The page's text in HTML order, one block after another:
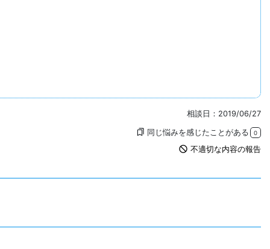
相談日：2019/06/27
bookmarks 同じ悩みを感じたことがある 0
not_interested 不適切な内容の報告